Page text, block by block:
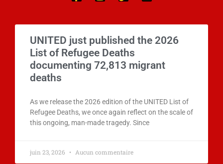
UNITED just published the 2026
List of Refugee Deaths
documenting 72,813 migrant
deaths
As we release the 2026 edition of the UNITED List of
Refugee Deaths, we once again reflect on the scale of
this ongoing, man-made tragedy. Since
juin 23, 2026 Aucun commentaire